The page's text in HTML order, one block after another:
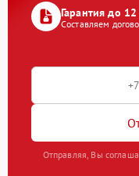
Гарантия до
Составляем
Отправляя, Вы